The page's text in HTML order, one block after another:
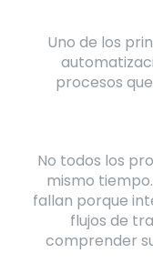
Uno de los
procesos
No todos los
mismo
fallan porque
flujos de
comprender